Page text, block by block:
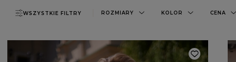
WSZYSTKIE FILTRY ROZMIARY KOLOR CENA